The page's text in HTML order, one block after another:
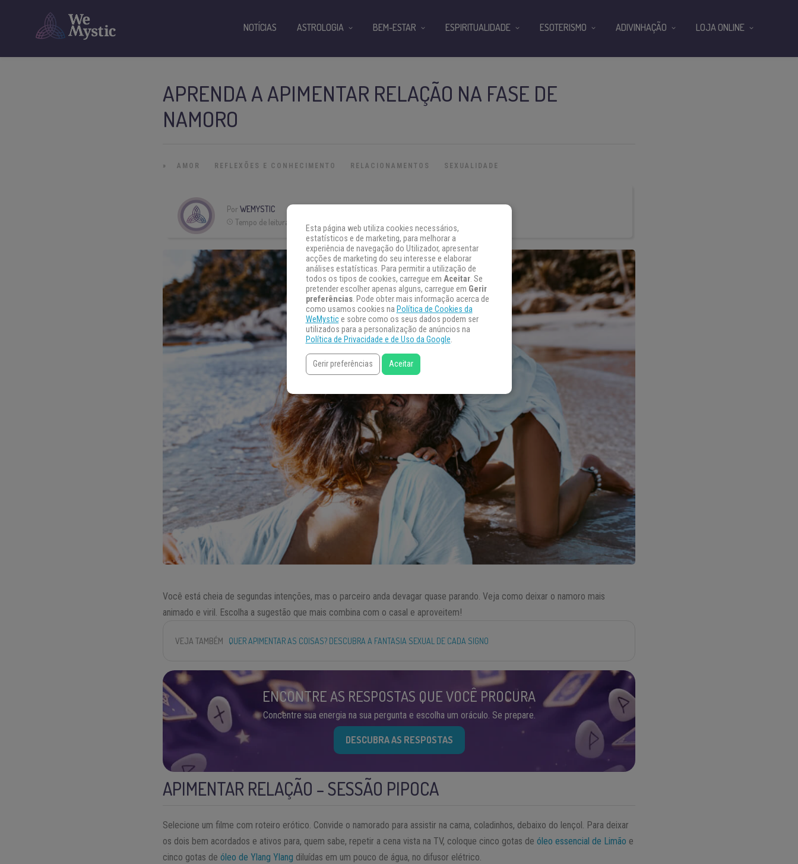
APRENDA A APIMENTAR RELAÇÃO NA FASE DE
NAMORO
» AMOR REFLEXÕES E CONHECIMENTO RELACIONAMENTOS SEXUALIDADE
PorWEMYSTIC
Tempo de leitura:
Você está cheia de segundas intenções, mas o parceiro anda devagar quase parando. Veja como deixar o namoro mais
animado e viril. Escolha a sugestão que mais combina com o casal e aproveitem!
VEJA TAMBÉM QUER APIMENTAR AS COISAS? DESCUBRA A FANTASIA SEXUAL DE CADA SIGNO
ENCONTRE AS RESPOSTAS QUE VOCÊ PROCURA
Concentre sua energia na sua pergunta e escolha um oráculo. Se prepare.
DESCUBRA AS RESPOSTAS
APIMENTAR RELAÇÃO – SESSÃO PIPOCA
Selecione um filme com roteiro erótico. Convide o namorado para assistir na cama, coladinhos, debaixo do lençol. Para deixar
os dois bem acordados e ativos para, quem sabe, repetir a cena vista na TV, coloque cinco gotas deóleo essencial de Limão e
cinco gotas deóleo de Ylang Ylang diluídas em um pouco de água, no difusor elétrico.
NOTÍCIAS ASTROLOGIA BEM-ESTAR ESPIRITUALIDADE ESOTERISMO ADIVINHAÇÃO LOJA ONLINE
Esta página web utiliza cookies necessários,
estatísticos e de marketing, para melhorar a
experiência de navegação do Utilizador, apresentar
acções de marketing do seu interesse e elaborar
análises estatísticas. Para permitir a utilização de
todos os tipos de cookies, carregue em Aceitar. Se
pretender escolher apenas alguns, carregue em Gerir
preferências. Pode obter mais informação acerca de
como usamos cookies na Política de Cookies da
WeMystice sobre como os seus dados podem ser
utilizados para a personalização de anúncios na
Política de Privacidade e de Uso da Google.
Gerir preferências Aceitar